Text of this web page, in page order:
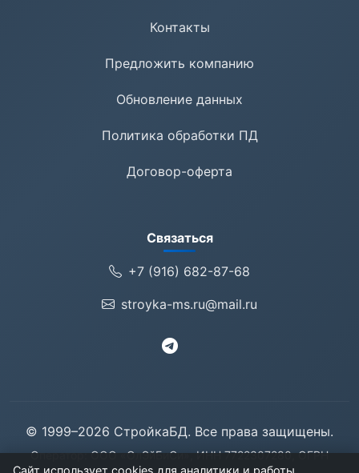
Контакты
Предложить компанию
Обновление данных
Политика обработки ПД
Договор-оферта
Связаться
+7 (916) 682-87-68
stroyka-ms.ru@mail.ru
© 1999–2026 СтройкаБД. Все права защищены.
Оператор: ООО «ОлЭйБиСи», ИНН 7722307280, ОГРН
Сайт использует cookies для аналитики и работы